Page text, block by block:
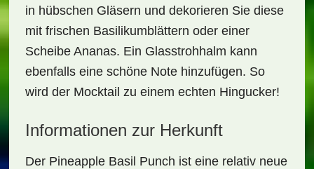
in hübschen Gläsern und dekorieren Sie diese
mit frischen Basilikumblättern oder einer
Scheibe Ananas. Ein Glasstrohhalm kann
ebenfalls eine schöne Note hinzufügen. So
wird der Mocktail zu einem echten Hingucker!
Informationen zur Herkunft
Der Pineapple Basil Punch ist eine relativ neue